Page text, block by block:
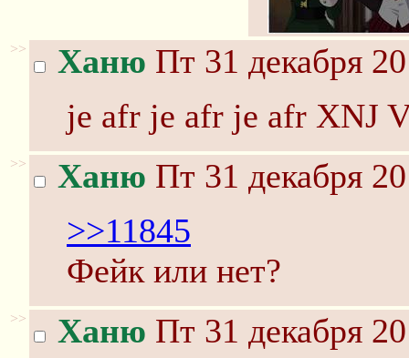
>> Ханю Пт 31 декабря
je afr je afr je afr XNJ
>> Ханю Пт 31 декабря
>>11845
Фейк или нет?
>> Ханю Пт 31 декабря